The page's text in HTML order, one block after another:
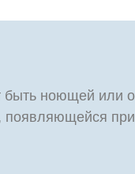
ноющей или
появляющейся